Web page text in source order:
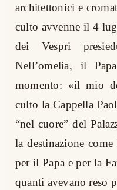
architettonici e
culto avvenne il 4
dei Vespri
Nell’omelia, il
momento: «il mio
culto la Cappella
“nel cuore” del
la destinazione
per il Papa e per la
quanti avevano reso